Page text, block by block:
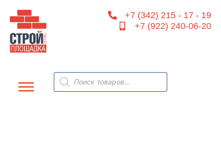
содержимому
+7 (342) 215 - 17 - 19
+7 (922) 240-06-20
Поиск
товаров